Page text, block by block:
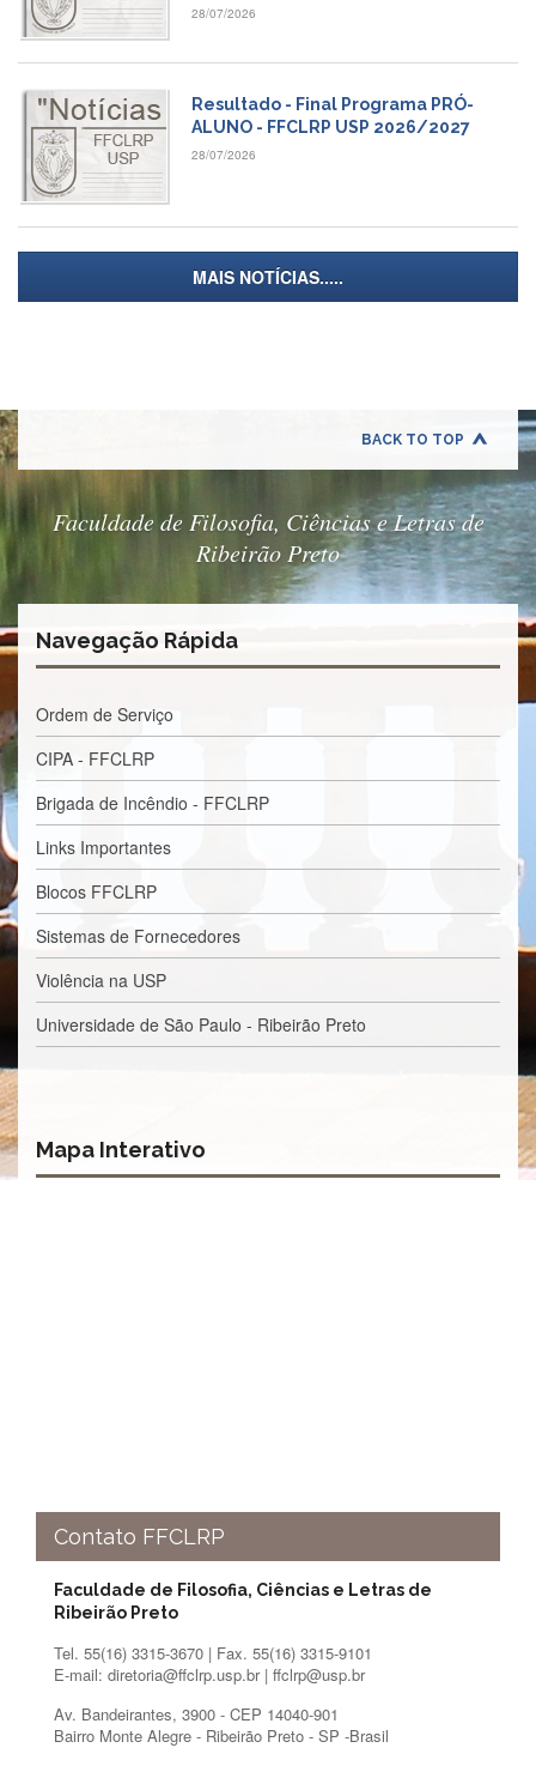
Oportunidades
Formulários
Notícias
Contato
CULTURA
E
EXTENSÃO
de
Ciências
da
USP
Cursos
Normativas
Fomentos
Editais
Eventos
Contato
Apresentação
Comissão
Portarias
e
sozinho(a)!
Reuniões
Conheça
nossas
Formulários
Contato
INTERNACIONALIZAÇÃO
28/07/2026
Resultado - Final Programa PRÓ-
ALUNO - FFCLRP USP 2026/2027
28/07/2026
MAIS NOTÍCIAS.....
BACK TO TOP
Faculdade de Filosofia, Ciências e Letras de
Ribeirão Preto
Navegação Rápida
Ordem de Serviço
CIPA - FFCLRP
Brigada de Incêndio - FFCLRP
Links Importantes
Blocos FFCLRP
Sistemas de Fornecedores
Violência na USP
Universidade de São Paulo - Ribeirão Preto
Mapa Interativo
Contato FFCLRP
Faculdade de Filosofia, Ciências e Letras de
Ribeirão Preto
Tel. 55(16) 3315-3670 | Fax. 55(16) 3315-9101
E-mail: diretoria@ffclrp.usp.br | ffclrp@usp.br
Av. Bandeirantes, 3900 - CEP 14040-901
Bairro Monte Alegre - Ribeirão Preto - SP -Brasil